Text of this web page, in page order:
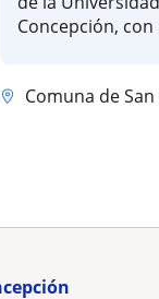
Concepción,
Comuna de San Pedro de la